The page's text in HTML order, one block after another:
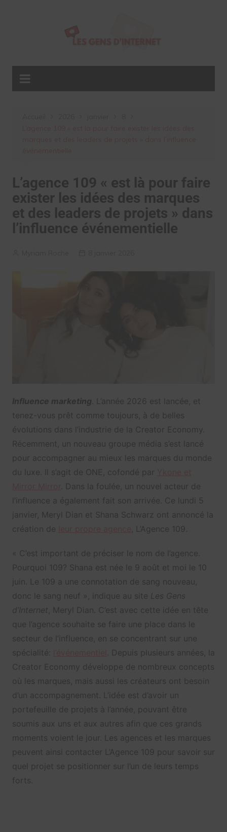
L’agence 109 « est là pour faire
exister les idées des marques
et des leaders de projets » dans
l’influence événementielle
Influence marketing . L’année 2026 est lancée, et
tenez-vous prêt comme toujours, à de belles
évolutions dans l’industrie de la Creator Economy.
Récemment, un nouveau groupe média s’est lancé
pour accompagner au mieux les marques du monde
du luxe. Il s’agit de ONE, cofondé par
. Dans la foulée, un nouvel acteur de
l’influence a également fait son arrivée. Ce lundi 5
janvier, Meryl Dian et Shana Schwarz ont annoncé la
création de
, L’Agence 109.
« C’est important de préciser le nom de l’agence.
Pourquoi 109? Shana est née le 9 août et moi le 10
juin. Le 109 a une connotation de sang nouveau,
donc le sang neuf », indique au site Les Gens
d’Internet , Meryl Dian. C’est avec cette idée en tête
que l’agence souhaite se faire une place dans le
secteur de l’influence, en se concentrant sur une
spécialité:
. Depuis plusieurs années, la
Creator Economy développe de nombreux concepts
où les marques, mais aussi les créateurs ont besoin
d’un accompagnement. L’idée est d’avoir un
portefeuille de projets à l’année, pouvant être
soumis aux uns et aux autres afin que ces grands
moments voient le jour. Les agences et les marques
peuvent ainsi contacter L’Agence 109 pour savoir sur
quel projet se positionner sur l’un de leurs temps
forts.